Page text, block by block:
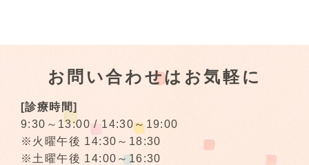
お問い合わせはお気軽に
[診療時間]
9:30～13:00 / 14:30～19:00
※火曜午後 14:30～18:30
※土曜午後 14:00～16:30